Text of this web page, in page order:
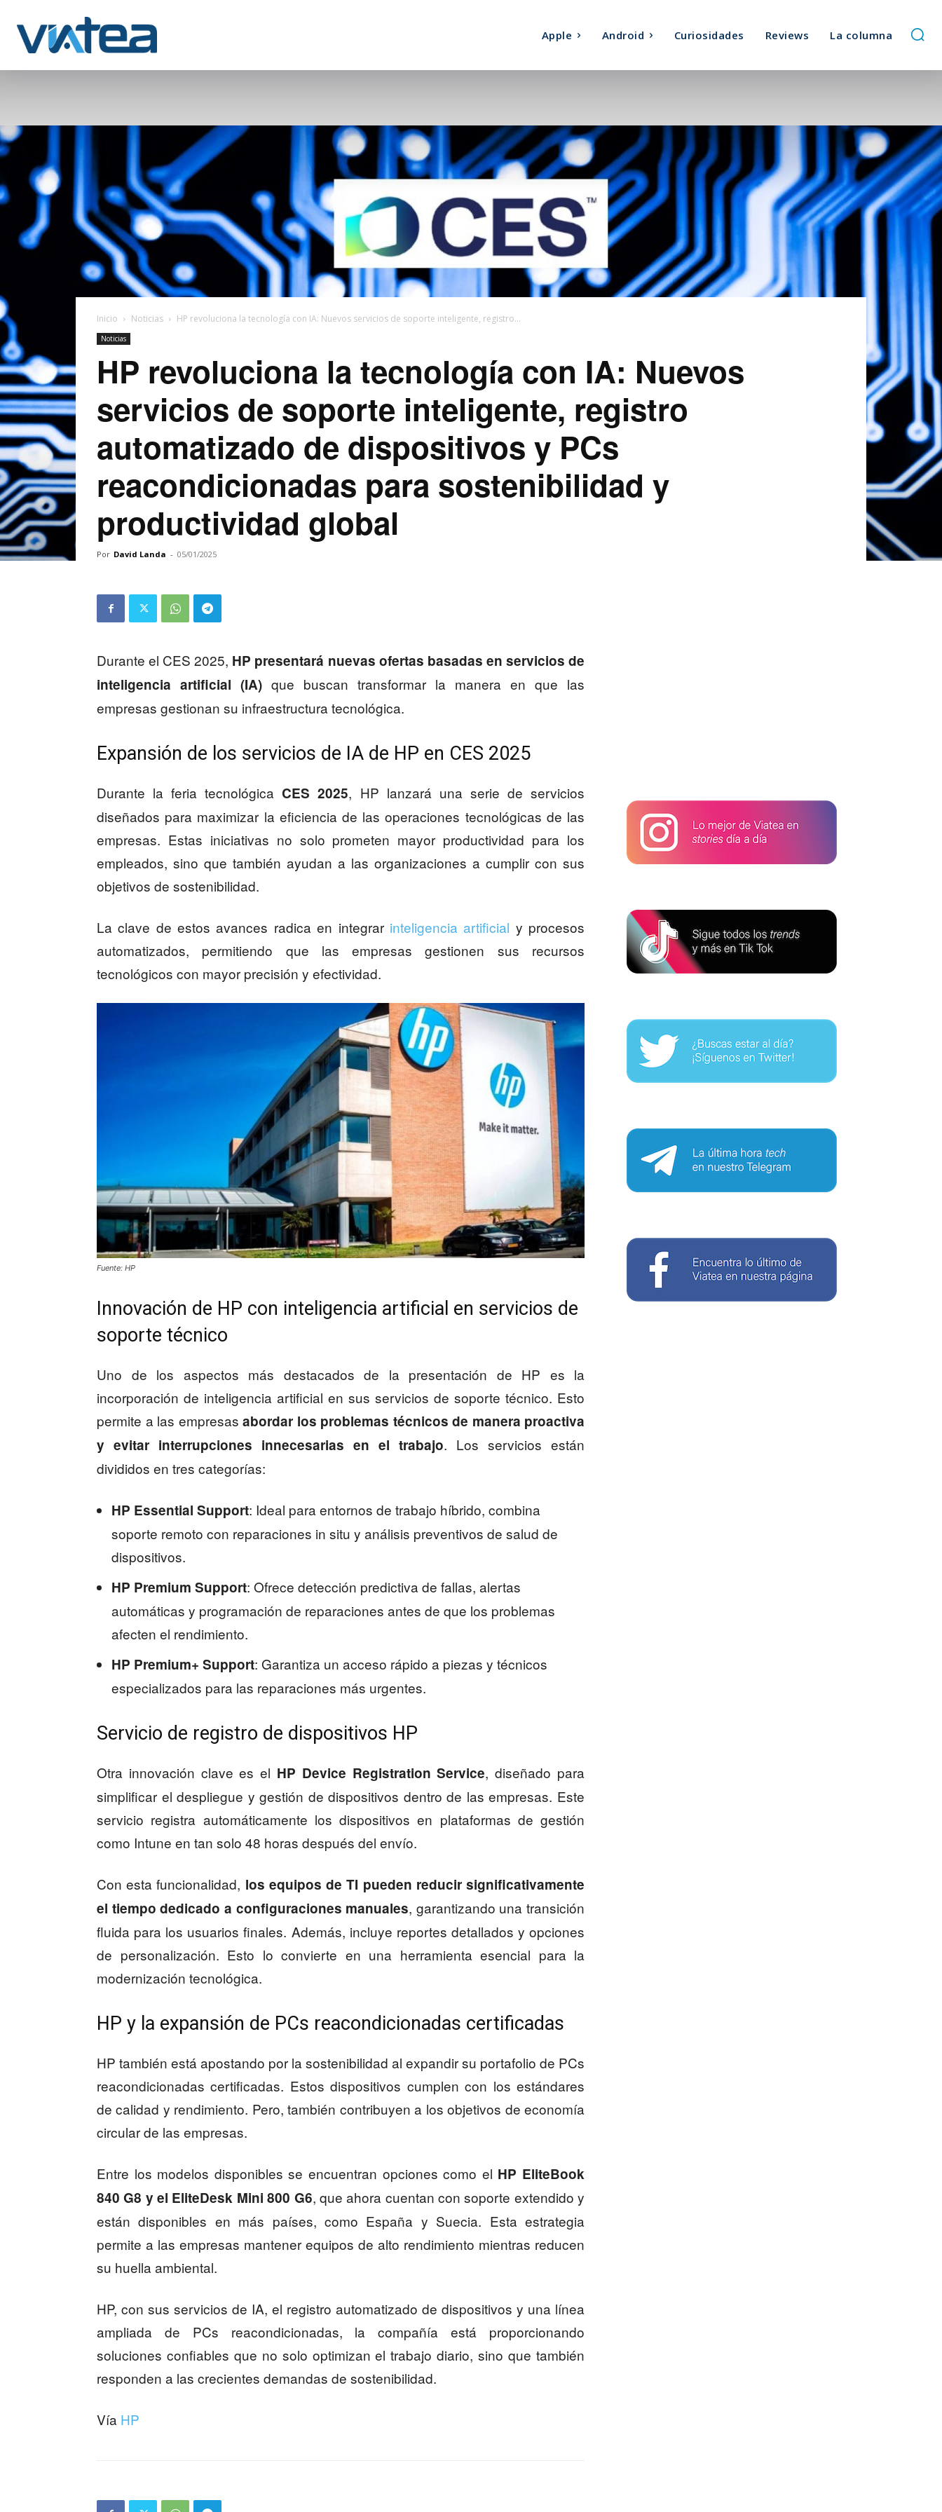
Apple Android Curiosidades Reviews La columna
Inicio Noticias HP revoluciona la tecnología con IA: Nuevos servicios de soporte inteligente, registro...
Noticias
HP revoluciona la tecnología con IA: Nuevos
servicios de soporte inteligente, registro
automatizado de dispositivos y PCs
reacondicionadas para sostenibilidad y
productividad global
Por David Landa - 05/01/2025
Durante el CES 2025, HP presentará nuevas ofertas basadas en servicios de
inteligencia artificial (IA) que buscan transformar la manera en que las
empresas gestionan su infraestructura tecnológica.
Expansión de los servicios de IA de HP en CES 2025
Durante la feria tecnológica CES 2025, HP lanzará una serie de servicios
diseñados para maximizar la eficiencia de las operaciones tecnológicas de las
empresas. Estas iniciativas no solo prometen mayor productividad para los
empleados, sino que también ayudan a las organizaciones a cumplir con sus
objetivos de sostenibilidad.
La clave de estos avances radica en integrar inteligencia artificial y procesos
automatizados, permitiendo que las empresas gestionen sus recursos
tecnológicos con mayor precisión y efectividad.
Fuente: HP
Innovación de HP con inteligencia artificial en servicios de
soporte técnico
Uno de los aspectos más destacados de la presentación de HP es la
incorporación de inteligencia artificial en sus servicios de soporte técnico. Esto
permite a las empresas abordar los problemas técnicos de manera proactiva
y evitar interrupciones innecesarias en el trabajo. Los servicios están
divididos en tres categorías:
HP Essential Support: Ideal para entornos de trabajo híbrido, combina
soporte remoto con reparaciones in situ y análisis preventivos de salud de
dispositivos.
HP Premium Support: Ofrece detección predictiva de fallas, alertas
automáticas y programación de reparaciones antes de que los problemas
afecten el rendimiento.
HP Premium+ Support: Garantiza un acceso rápido a piezas y técnicos
especializados para las reparaciones más urgentes.
Servicio de registro de dispositivos HP
Otra innovación clave es el HP Device Registration Service, diseñado para
simplificar el despliegue y gestión de dispositivos dentro de las empresas. Este
servicio registra automáticamente los dispositivos en plataformas de gestión
como Intune en tan solo 48 horas después del envío.
Con esta funcionalidad, los equipos de TI pueden reducir significativamente
el tiempo dedicado a configuraciones manuales, garantizando una transición
fluida para los usuarios finales. Además, incluye reportes detallados y opciones
de personalización. Esto lo convierte en una herramienta esencial para la
modernización tecnológica.
HP y la expansión de PCs reacondicionadas certificadas
HP también está apostando por la sostenibilidad al expandir su portafolio de PCs
reacondicionadas certificadas. Estos dispositivos cumplen con los estándares
de calidad y rendimiento. Pero, también contribuyen a los objetivos de economía
circular de las empresas.
Entre los modelos disponibles se encuentran opciones como el HP EliteBook
840 G8 y el EliteDesk Mini 800 G6, que ahora cuentan con soporte extendido y
están disponibles en más países, como España y Suecia. Esta estrategia
permite a las empresas mantener equipos de alto rendimiento mientras reducen
su huella ambiental.
HP, con sus servicios de IA, el registro automatizado de dispositivos y una línea
ampliada de PCs reacondicionadas, la compañía está proporcionando
soluciones confiables que no solo optimizan el trabajo diario, sino que también
responden a las crecientes demandas de sostenibilidad.
Vía HP